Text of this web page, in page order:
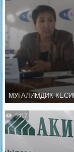
МУГАЛИМДИК
5417